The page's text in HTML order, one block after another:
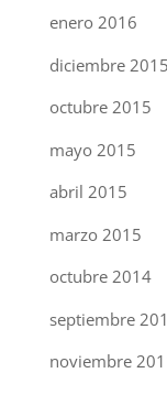
enero 2016
diciembre 2015
octubre 2015
mayo 2015
abril 2015
marzo 2015
octubre 2014
septiembre
noviembre